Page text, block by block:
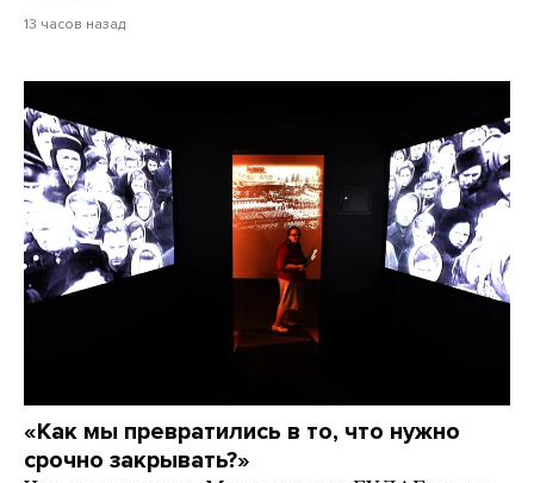
13 часов назад
«Как мы превратились в то, что нужно
срочно закрывать?»